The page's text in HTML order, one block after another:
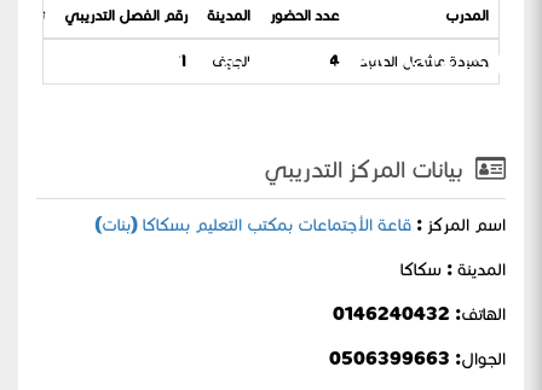
الثالث علوم الفصل الدراسي الاول
المدرب عدد الحضور المدينة رقم الفصل التدريبي تاريخ
حميدة مشعل الحميد 4 الجوف 1
بيانات المركز التدريبي
اسم المركز : قاعة الأجتماعات بمكتب التعليم بسكاكا (بنات)
المدينة : سكاكا
الهاتف: 0146240432
الجوال: